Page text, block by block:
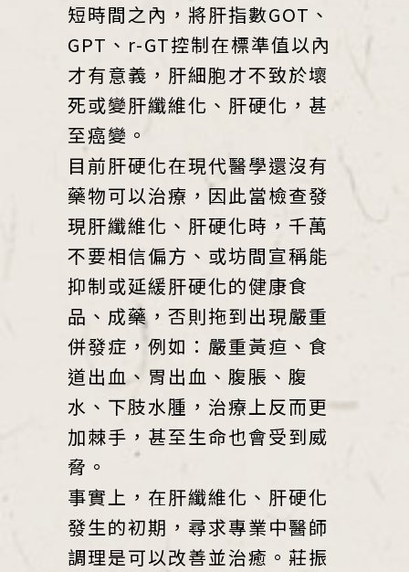
短時間之內，將肝指數GOT、
GPT、r-GT控制在標準值以內
才有意義，肝細胞才不致於壞
死或變肝纖維化、肝硬化，甚
至癌變。
目前肝硬化在現代醫學還沒有
藥物可以治療，因此當檢查發
現肝纖維化、肝硬化時，千萬
不要相信偏方、或坊間宣稱能
抑制或延緩肝硬化的健康食
品、成藥，否則拖到出現嚴重
併發症，例如：嚴重黃疸、食
道出血、胃出血、腹脹、腹
水、下肢水腫，治療上反而更
加棘手，甚至生命也會受到威
脅。
事實上，在肝纖維化、肝硬化
發生的初期，尋求專業中醫師
調理是可以改善並治癒。莊振